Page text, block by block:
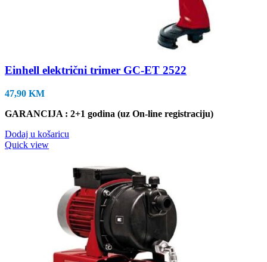
Einhell električni trimer GC-ET 2522
47,90 KM
GARANCIJA : 2+1 godina (uz On-line registraciju)
Dodaj u košaricu
Quick view